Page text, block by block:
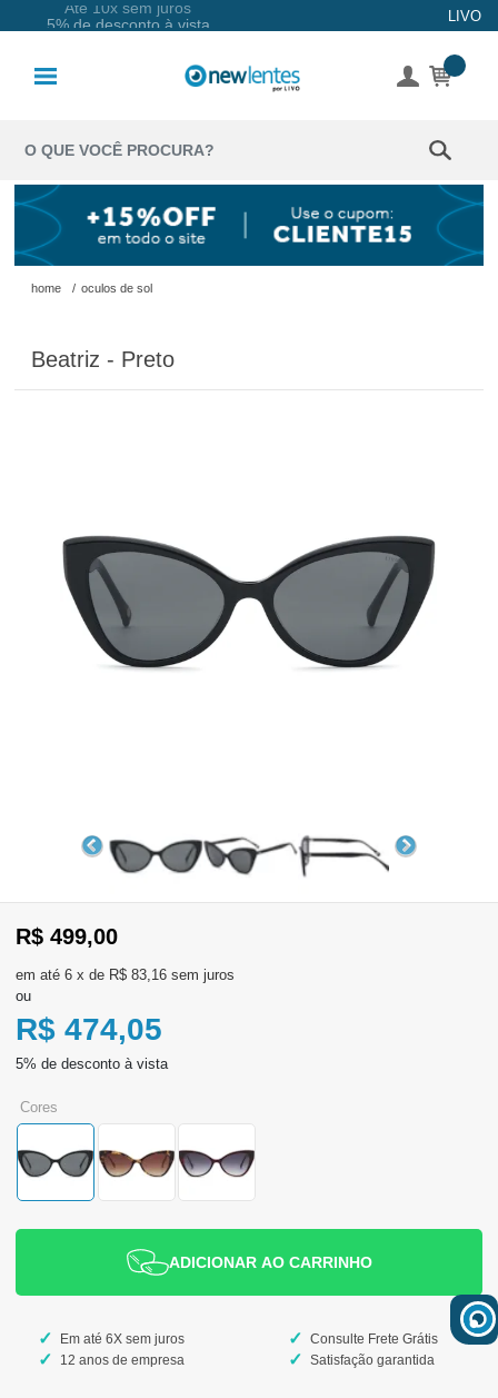
5% de desconto à vista
Até 10x sem juros LIVO
Coloridas
Solução
Óculos de
Óculos de
Grau
Consultar
Pedidos
Recompra
aqui
Registre-
se
home / oculos de sol
Beatriz - Preto
R$ 499,00
6 x de R$ 83,16 sem juros
ou
R$ 474,05
cores
ADICIONAR AO CARRINHO
Em até 6X sem juros
12 anos de empresa
Consulte Frete Grátis
Satisfação garantida